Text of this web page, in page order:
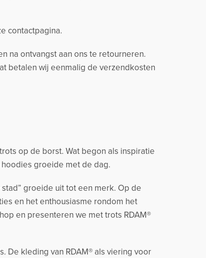
contactpagina.
na ontvangst aan ons te retourneren.
betalen wij eenmalig de verzendkosten
op de borst. Wat begon als inspiratie
groeide met de dag.
groeide uit tot een merk. Op de
en het enthousiasme rondom het
en presenteren we met trots RDAM®
De kleding van RDAM® als viering voor